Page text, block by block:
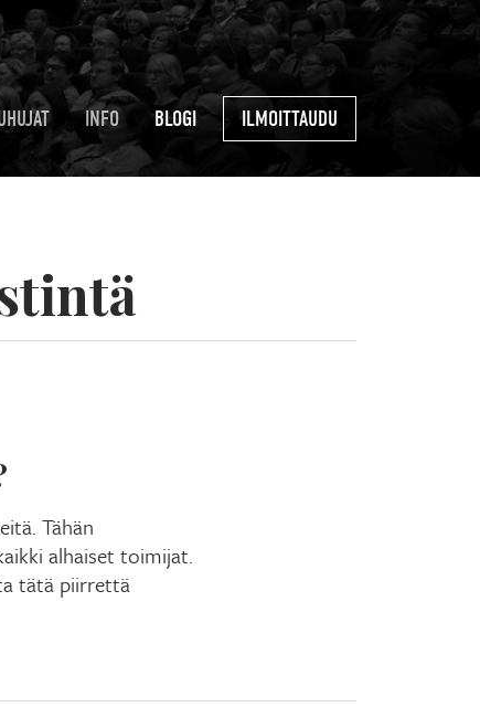
INFO BLOGI ILMOITTAUDU
Tähän
alhaiset toimijat.
tätä piirrettä